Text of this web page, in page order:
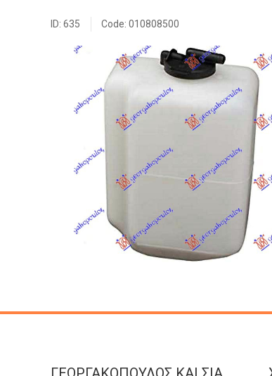
ID: 635 Code: 010808500